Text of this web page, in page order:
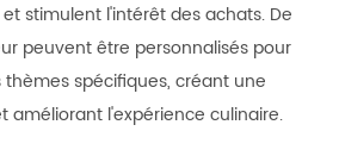
stimulent l'intérêt des achats. De
peuvent être personnalisés pour
spécifiques, créant une
améliorant l'expérience culinaire.